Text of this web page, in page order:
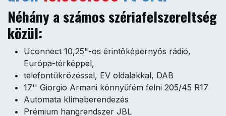
Néhány a számos szériafelszereltség
közül:
Uconnect 10,25"-os érintőképernyős rádió,
Európa-térképpel,
telefontükrözéssel, EV oldalakkal, DAB
17'' Giorgio Armani könnyűfém felni 205/45 R17
Automata klímaberendezés
Prémium hangrendszer JBL